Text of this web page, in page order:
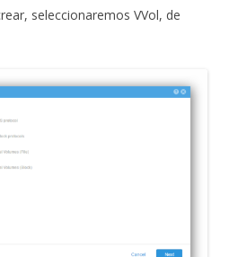
seleccionaremos VVol, de